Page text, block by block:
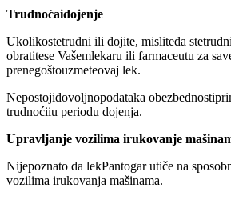
Trudnoćaidojenje
Ukolikostetrudni ili dojite, misliteda
obratitese Vašemlekaru ili farmaceutu za
prenegoštouzmeteovaj lek.
Nepostojidovoljnopodataka
trudnoćiiu periodu dojenja.
Upravljanje vozilima irukovanje
Nijepoznato da lekPantogar utiče na
vozilima irukovanja mašinama.